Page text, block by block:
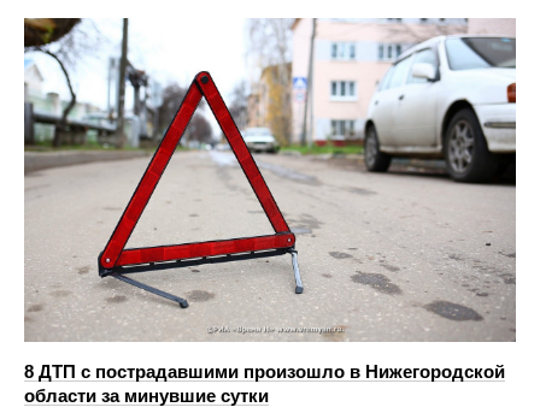
8 ДТП с пострадавшими произошло в Нижегородской
области за минувшие сутки